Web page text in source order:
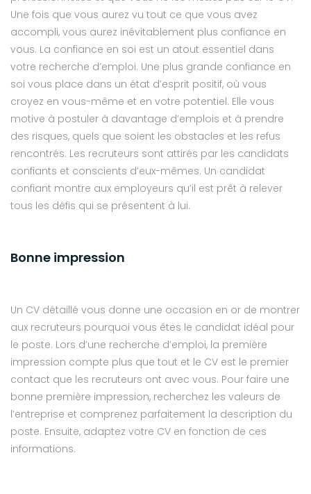
Une fois que vous aurez vu tout ce que vous avez
accompli, vous aurez inévitablement plus confiance en
vous. La confiance en soi est un atout essentiel dans
votre recherche d’emploi. Une plus grande confiance en
soi vous place dans un état d’esprit positif, où vous
croyez en vous-même et en votre potentiel. Elle vous
motive à postuler à davantage d’emplois et à prendre
des risques, quels que soient les obstacles et les refus
rencontrés. Les recruteurs sont attirés par les candidats
confiants et conscients d’eux-mêmes. Un candidat
confiant montre aux employeurs qu’il est prêt à relever
tous les défis qui se présentent à lui.
Bonne impression
Un CV détaillé vous donne une occasion en or de montrer
aux recruteurs pourquoi vous êtes le candidat idéal pour
le poste. Lors d’une recherche d’emploi, la première
impression compte plus que tout et le CV est le premier
contact que les recruteurs ont avec vous. Pour faire une
bonne première impression, recherchez les valeurs de
l’entreprise et comprenez parfaitement la description du
poste. Ensuite, adaptez votre CV en fonction de ces
informations.